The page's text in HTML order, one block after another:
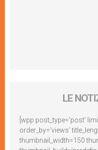
LE
[wpp post_type='post'
order_by='views'
thumbnail_width=150